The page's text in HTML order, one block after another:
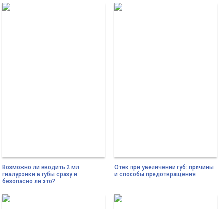
Возможно ли вводить 2 мл
гиалуронки в губы сразу и
безопасно ли это?
Отек при увеличении губ: причины
и способы предотвращения